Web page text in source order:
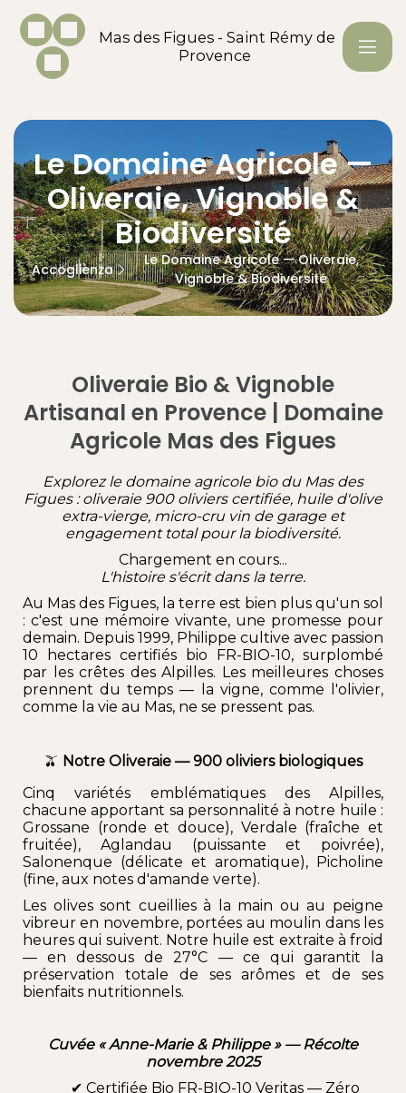
Mas des Figues - Saint Rémy de
Provence
Le Domaine Agricole —
Oliveraie, Vignoble &
Biodiversité
Accoglienza
Le Domaine Agricole — Oliveraie,
Vignoble & Biodiversité
Oliveraie Bio & Vignoble
Artisanal en Provence | Domaine
Agricole Mas des Figues
Explorez le domaine agricole bio du Mas des
Figues :oliveraie 900 oliviers certifiée, huile d'olive
extra-vierge, micro-cru vin de garage et
engagement total pour la biodiversité.
Chargement en cours...
L'histoire s'écrit dans la terre.
Au Mas des Figues, la terre est bien plus qu'un sol
: c'est une mémoire vivante, une promesse pour
demain. Depuis 1999, Philippe cultive avec passion
10 hectares certifiés bio FR-BIO-10, surplombé
par les crêtes desAlpilles. Les meilleures choses
prennent du temps — la vigne, comme l'olivier,
comme la vie au Mas, ne se pressent pas.
🫒 Notre Oliveraie — 900 oliviers biologiques
Cinq variétés emblématiques des Alpilles,
chacune apportant sa personnalité à notre huile :
Grossane (ronde et douce), Verdale (fraîche et
fruitée), Aglandau (puissante et poivrée),
Salonenque (délicate et aromatique), Picholine
(fine, aux notes d'amande verte).
Les olives sont cueillies à la main ou au peigne
vibreur en novembre, portées au moulin dans les
heures qui suivent. Notre huile est extraite à froid
— en dessous de 27°C — ce qui garantit la
préservation totale de ses arômes et de ses
bienfaits nutritionnels.
Cuvée « Anne-Marie & Philippe » — Récolte
novembre 2025
✔ Certifiée Bio FR-BIO-10 Veritas — Zéro